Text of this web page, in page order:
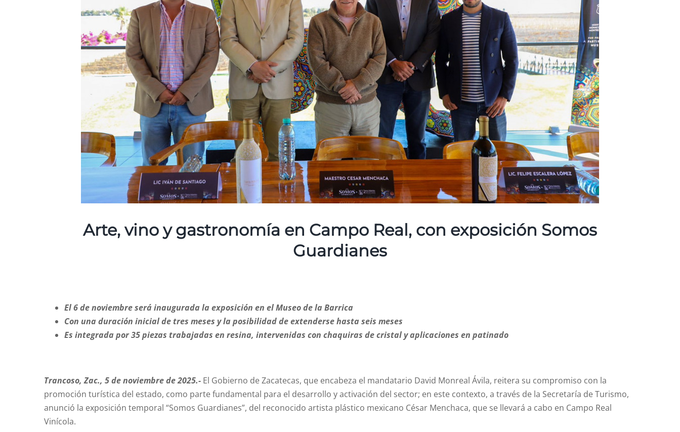
Arte, vino y gastronomía en Campo Real, con exposición Somos
Guardianes
El 6 de noviembre será inaugurada la exposición en el Museo de la Barrica
Con una duración inicial de tres meses y la posibilidad de extenderse hasta seis meses
Es integrada por 35 piezas trabajadas en resina, intervenidas con chaquiras de cristal y aplicaciones en patinado
Trancoso, Zac., 5 de noviembre de 2025.- El Gobierno de Zacatecas, que encabeza el mandatario David Monreal Ávila, reitera su compromiso con la
promoción turística del estado, como parte fundamental para el desarrollo y activación del sector; en este contexto, a través de la Secretaría de Turismo,
anunció la exposición temporal “Somos Guardianes”, del reconocido artista plástico mexicano César Menchaca, que se llevará a cabo en Campo Real
Vinícola.